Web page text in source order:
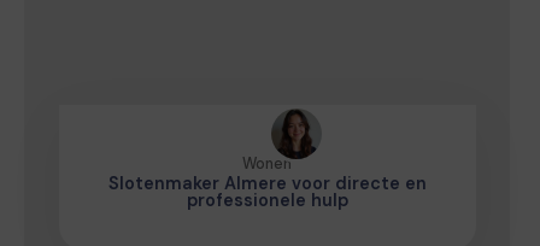
Wonen
Slotenmaker Almere voor directe en
professionele hulp